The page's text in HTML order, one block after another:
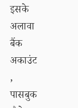
इसके
अलावा
बैंक
अकाउंट
,
पासबुक